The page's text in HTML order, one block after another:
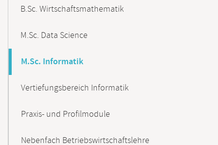
B.Sc. Wirtschaftsmathematik
M.Sc. Data Science
M.Sc. Informatik
Vertiefungsbereich Informatik
Praxis- und Profilmodule
Nebenfach Betriebswirtschaftslehre